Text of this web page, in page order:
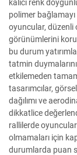
kalıcı renk
polimer
oyuncular, düzenli
görünümlerini
bu durum
tatmin
etkilemeden
tasarımcılar,
dağılımı ve
dikkatlice
rallilerde
olmamaları için
durumlarda puan